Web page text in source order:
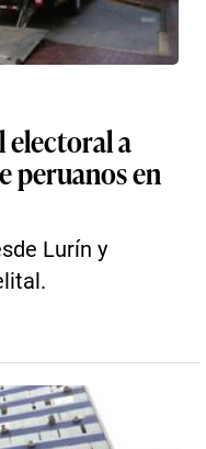
electoral a
peruanos en
Lurín y